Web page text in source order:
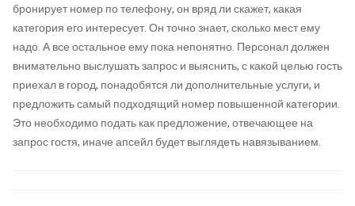
бронирует номер по телефону, он вряд ли скажет, какая
категория его интересует. Он точно знает, сколько мест ему
надо. А все остальное ему пока непонятно. Персонал должен
внимательно выслушать запрос и выяснить, с какой целью гость
приехал в город, понадобятся ли дополнительные услуги, и
предложить самый подходящий номер повышенной категории.
Это необходимо подать как предложение, отвечающее на
запрос гостя, иначе апсейл будет выглядеть навязыванием.